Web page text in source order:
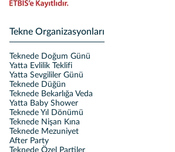
Tekne Organizasyonları
Teknede Doğum Günü
Yatta Evlilik Teklifi
Yatta Sevgililer Günü
Teknede Düğün
Teknede Bekarlığa Veda
Yatta Baby Shower
Teknede Yıl Dönümü
Teknede Nişan Kına
Teknede Mezuniyet
After Party
Teknede Özel Partiler